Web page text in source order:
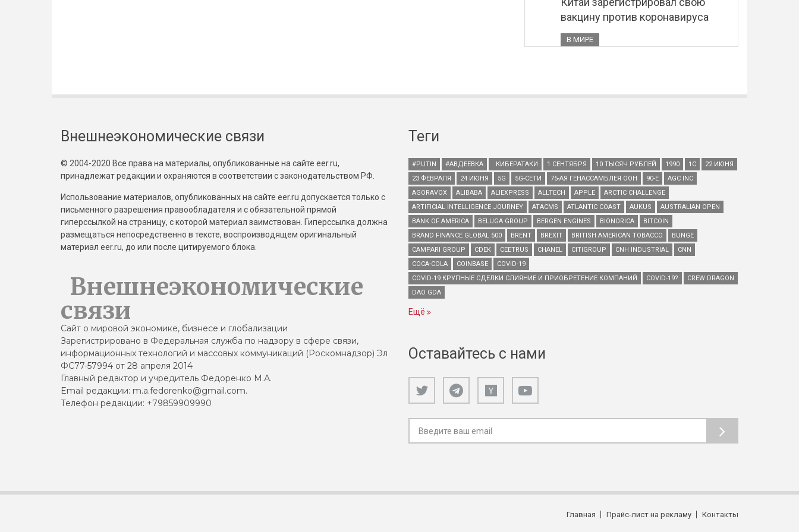
вакцину против коронавируса
В МИРЕ
Внешнеэкономические связи
© 2004-2020 Все права на материалы, опубликованные на сайте eer.ru,
принадлежат редакции и охраняются в соответствии с законодательством РФ.
Использование материалов, опубликованных на сайте eer.ru допускается только с
письменного разрешения правообладателя и с обязательной прямой
гиперссылкой на страницу, с которой материал заимствован. Гиперссылка должна
размещаться непосредственно в тексте, воспроизводящем оригинальный
материал eer.ru, до или после цитируемого блока.
Внешнеэкономические
связи
Сайт о мировой экономике, бизнесе и глобализации
Зарегистрировано в Федеральная служба по надзору в сфере связи,
информационных технологий и массовых коммуникаций (Роскомнадзор) Эл
ФС77-57994 от 28 апреля 2014
Главный редактор и учредитель Федоренко М.А.
Email редакции: m.a.fedorenko@gmail.com.
Телефон редакции: +79859909990
Теги
#PUTIN #АВДЕЕВКА . КИБЕРАТАКИ 1 СЕНТЯБРЯ 10 ТЫСЯЧ РУБЛЕЙ 1990 1С
22 ИЮНЯ
23 ФЕВРАЛЯ
24 ИЮНЯ 5G 5G-СЕТИ 75-АЯ ГЕНАССАМБЛЕЯ ООН 90-Е
AGC INC
AGORAVOX
ALIBABA ALIEXPRESS ALLTECH APPLE
ARCTIC CHALLENGE
ARTIFICIAL INTELLIGENCE JOURNEY
ATACMS ATLANTIC COAST AUKUS
AUSTRALIAN OPEN
BANK OF AMERICA
BELUGA GROUP BERGEN ENGINES BIONORICA
BITCOIN
BRAND FINANCE GLOBAL 500
BRENT BREXIT BRITISH AMERICAN TOBACCO
BUNGE
CAMPARI GROUP
CDEK CEETRUS CHANEL CITIGROUP CNH INDUSTRIAL
CNN
COCA-COLA
COINBASE
COVID-19
COVID-19 КРУПНЫЕ СДЕЛКИ СЛИЯНИЕ И ПРИОБРЕТЕНИЕ КОМПАНИЙ
COVID-19?
CREW DRAGON
DAO GDA
Ещё
Оставайтесь с нами
Главная Прайс-лист на рекламу Контакты